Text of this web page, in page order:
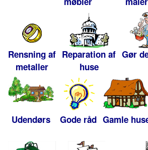
Rensning af
metaller
Reparation af
huse
Gør
Udendørs Gode råd Gamle